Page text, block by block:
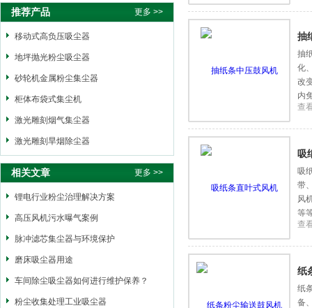
推荐产品 更多 >>
移动式高负压吸尘器
地坪抛光粉尘吸尘器
砂轮机金属粉尘集尘器
柜体布袋式集尘机
激光雕刻烟气集尘器
激光雕刻旱烟除尘器
相关文章 更多 >>
锂电行业粉尘治理解决方案
高压风机污水曝气案例
脉冲滤芯集尘器与环境保护
磨床吸尘器用途
车间除尘吸尘器如何进行维护保养？
粉尘收集处理工业吸尘器
抽
抽
化
改
内
查
吸
吸
带
风
等
金
查
纸
纸
备